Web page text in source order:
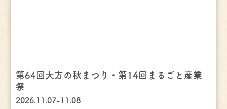
第64回大方の秋まつり・第14回まるごと産業
祭
2026.11.07-11.08